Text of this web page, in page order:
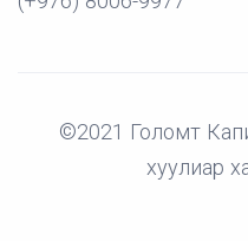
©2021 Голомт
хуулиар